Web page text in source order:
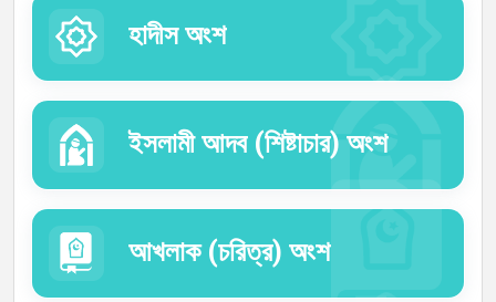
হাদীস অংশ
ইসলামী আদব (শিষ্টাচার) অংশ
আখলাক (চরিত্র) অংশ